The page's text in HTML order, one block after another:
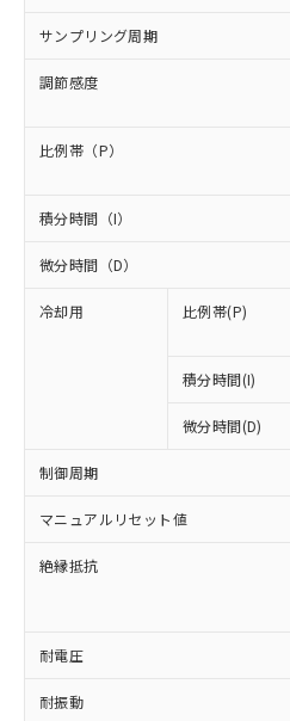
サンプリング周期
調節感度
比例帯（P）
積分時間（I）
微分時間（D）
冷却用 比例帯(P)
積分時間(I)
微分時間(D)
制御周期
マニュアルリセット値
絶縁抵抗
耐電圧
耐振動